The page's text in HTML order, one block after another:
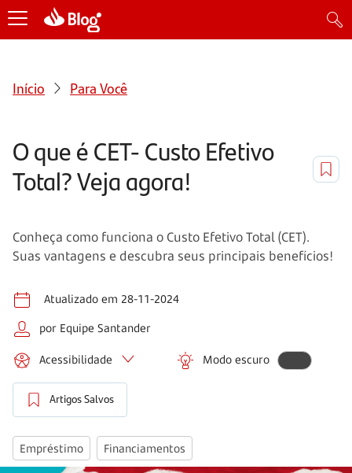
Início Para Você
O que é CET- Custo Efetivo
Total? Veja agora!
Conheça como funciona o Custo Efetivo Total (CET).
Suas vantagens e descubra seus principais benefícios!
Atualizado em 28-11-2024
por Equipe Santander
Acessibilidade Modo escuro
Artigos Salvos
Empréstimo Financiamentos